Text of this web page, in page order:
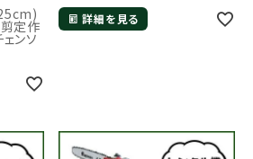
定作
ンソ
詳細を見る